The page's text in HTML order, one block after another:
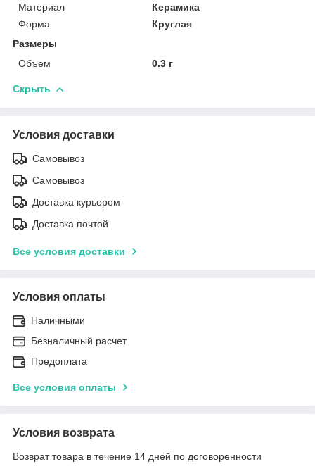
Материал
Керамика
Форма
Круглая
Размеры
Объем
0.3 г
Скрыть
Условия доставки
Самовывоз
Самовывоз
Доставка курьером
Доставка почтой
Все условия доставки
Условия оплаты
Наличными
Безналичный расчет
Предоплата
Все условия оплаты
Условия возврата
Возврат товара в течение 14 дней по договоренности